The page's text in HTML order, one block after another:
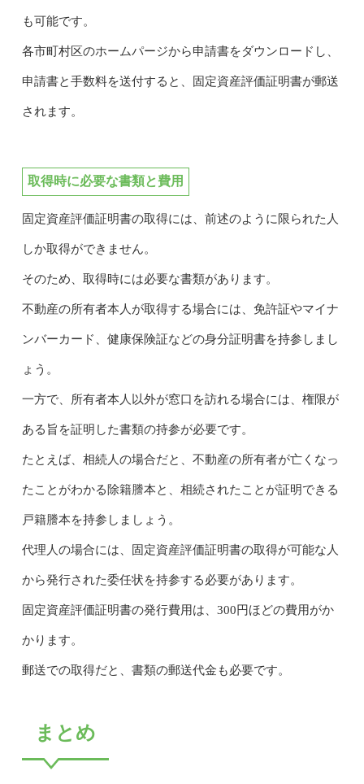
も可能です。
各市町村区のホームパージから申請書をダウンロードし、
申請書と手数料を送付すると、固定資産評価証明書が郵送
されます。
取得時に必要な書類と費用
固定資産評価証明書の取得には、前述のように限られた人
しか取得ができません。
そのため、取得時には必要な書類があります。
不動産の所有者本人が取得する場合には、免許証やマイナ
ンバーカード、健康保険証などの身分証明書を持参しまし
ょう。
一方で、所有者本人以外が窓口を訪れる場合には、権限が
ある旨を証明した書類の持参が必要です。
たとえば、相続人の場合だと、不動産の所有者が亡くなっ
たことがわかる除籍謄本と、相続されたことが証明できる
戸籍謄本を持参しましょう。
代理人の場合には、固定資産評価証明書の取得が可能な人
から発行された委任状を持参する必要があります。
固定資産評価証明書の発行費用は、300円ほどの費用がか
かります。
郵送での取得だと、書類の郵送代金も必要です。
まとめ